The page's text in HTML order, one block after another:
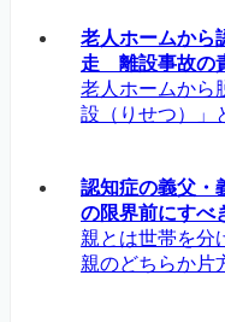
老人ホームから
走 離設事故の
老人ホームから
設（りせつ）」
認知症の義父・
の限界前にすべ
親とは世帯を分
親のどちらか片